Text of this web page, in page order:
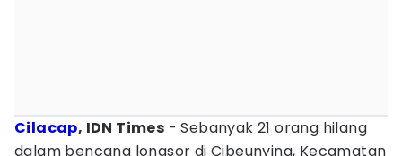
Cilacap, IDN Times - Sebanyak 21 orang hilang
dalam bencana longsor di Cibeunying, Kecamatan